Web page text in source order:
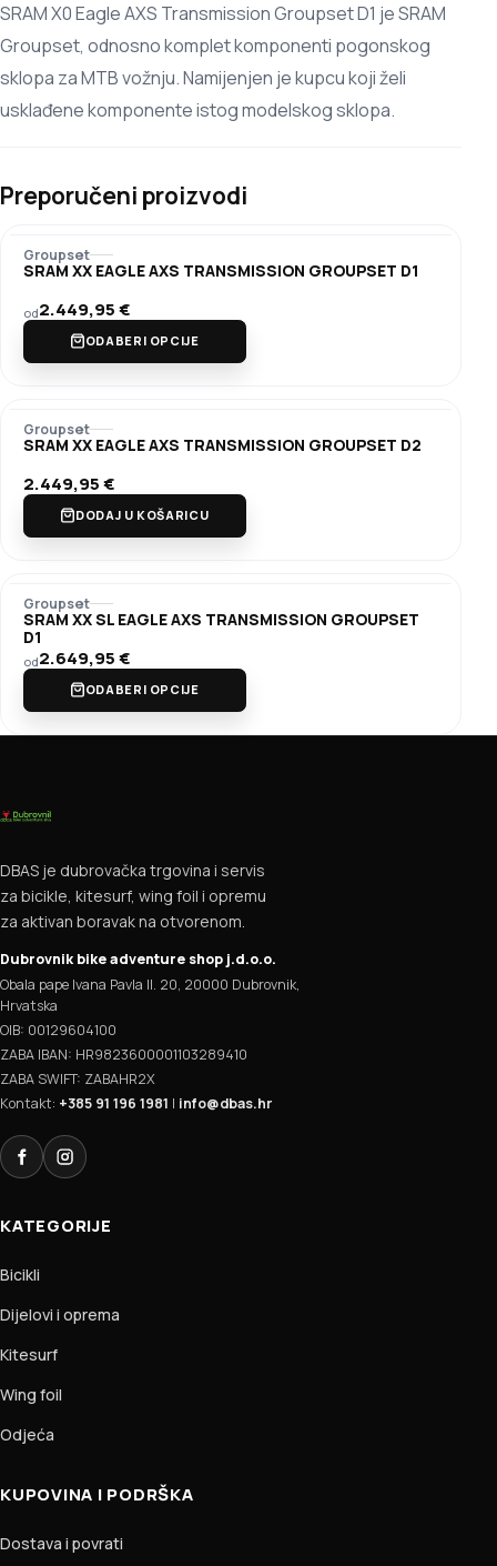
SRAM X0 Eagle AXS Transmission Groupset D1 je SRAM
Groupset, odnosno komplet komponenti pogonskog
sklopa za MTB vožnju. Namijenjen je kupcu koji želi
usklađene komponente istog modelskog sklopa.
Preporučeni proizvodi
Groupset
SRAM XX EAGLE AXS TRANSMISSION GROUPSET D1
od2.449,95€
ODABERI OPCIJE
Groupset
SRAM XX EAGLE AXS TRANSMISSION GROUPSET D2
2.449,95€
DODAJ U KOŠARICU
Groupset
SRAM XX SL EAGLE AXS TRANSMISSION GROUPSET
D1
od2.649,95€
ODABERI OPCIJE
DBAS je dubrovačka trgovina i servis
za bicikle, kitesurf, wing foil i opremu
za aktivan boravak na otvorenom.
Dubrovnik bike adventure shop j.d.o.o.
Obala pape Ivana Pavla II. 20, 20000 Dubrovnik,
Hrvatska
OIB: 00129604100
ZABA IBAN: HR9823600001103289410
ZABA SWIFT: ZABAHR2X
Kontakt: +385 91 196 1981 | info@dbas.hr
FacebookInstagram
KATEGORIJE
Bicikli
Dijelovi i oprema
Kitesurf
Wing foil
Odjeća
KUPOVINA I PODRŠKA
Dostava i povrati